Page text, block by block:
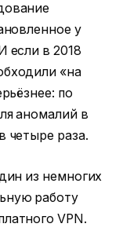
у
если в 2018
«на
по
аномалий в
четыре раза.
из немногих
работу
VPN.